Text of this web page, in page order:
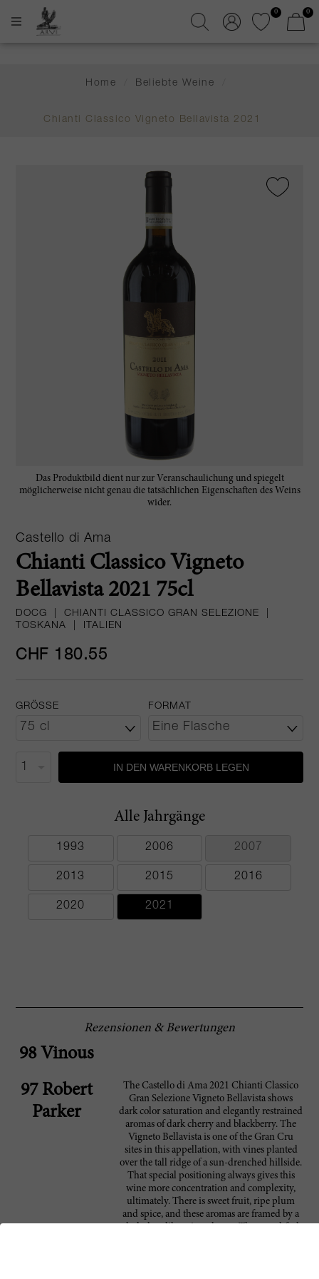
0 0
Home Beliebte Weine
Chianti Classico Vigneto Bellavista 2021
Das Produktbild dient nur zur Veranschaulichung und spiegelt
möglicherweise nicht genau die tatsächlichen Eigenschaften des Weins
wider.
Castello di Ama
Chianti Classico Vigneto
Bellavista 2021 75cl
DOCG CHIANTI CLASSICO GRAN SELEZIONE
TOSKANA
ITALIEN
CHF 180.55
GRÖSSE FORMAT
IN DEN WARENKORB LEGEN
Alle Jahrgänge
1993 2006 2007
2013 2015 2016
2020 2021
Rezensionen & Bewertungen
98 Vinous
97 Robert
Parker
The Castello di Ama 2021 Chianti Classico
Gran Selezione Vigneto Bellavista shows
dark color saturation and elegantly restrained
aromas of dark cherry and blackberry. The
Vigneto Bellavista is one of the Gran Cru
sites in this appellation, with vines planted
over the tall ridge of a sun-drenched hillside.
That special positioning always gives this
wine more concentration and complexity,
ultimately. There is sweet fruit, ripe plum
and spice, and these aromas are framed by a
dark slate-like mineral note. The mouthfeel